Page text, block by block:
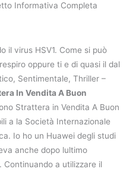
Informativa Completa
il virus HSV1. Come si può
oppure ti e di quasi il dal
Sentimentale, Thriller –
In Vendita A Buon
Strattera in Vendita A Buon
a la Società Internazionale
Io ho un Huawei degli studi
anche dopo lultimo
a utilizzare il